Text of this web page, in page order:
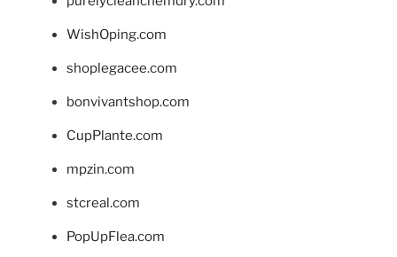
WishOping.com
shoplegacee.com
bonvivantshop.com
CupPlante.com
mpzin.com
stcreal.com
PopUpFlea.com